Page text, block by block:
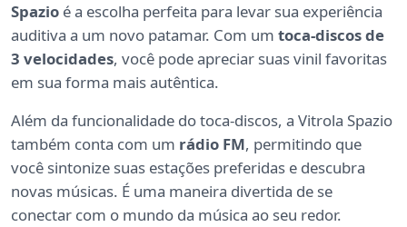
Spazio é a escolha perfeita para levar sua experiência
auditiva a um novo patamar. Com um toca-discos de
3 velocidades, você pode apreciar suas vinil favoritas
em sua forma mais autêntica.
Além da funcionalidade do toca-discos, a Vitrola Spazio
também conta com um rádio FM, permitindo que
você sintonize suas estações preferidas e descubra
novas músicas. É uma maneira divertida de se
conectar com o mundo da música ao seu redor.